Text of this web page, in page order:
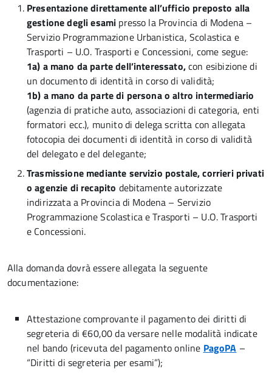
Presentazione direttamente all’ufficio preposto alla
gestione degli esami presso la Provincia di Modena –
Servizio Programmazione Urbanistica, Scolastica e
Trasporti – U.O. Trasporti e Concessioni, come segue:
1a) a mano da parte dell’interessato,con esibizione di
un documento di identità in corso di validità;
1b) a mano da parte di persona o altro intermediario
(agenzia di pratiche auto, associazioni di categoria, enti
formatori ecc.), munito di delega scritta con allegata
fotocopia dei documenti di identità in corso di validità
del delegato e del delegante;
Trasmissione mediante servizio postale, corrieri privati
o agenzie di recapito debitamente autorizzate
indirizzata a Provincia di Modena – Servizio
Programmazione Scolastica e Trasporti – U.O. Trasporti
e Concessioni.
Alla domanda dovrà essere allegata la seguente
documentazione:
Attestazione comprovante il pagamento dei diritti di
segreteria di €60,00 da versare nelle modalità indicate
nel bando (ricevuta del pagamento online PagoPA –
“Diritti di segreteria per esami”);